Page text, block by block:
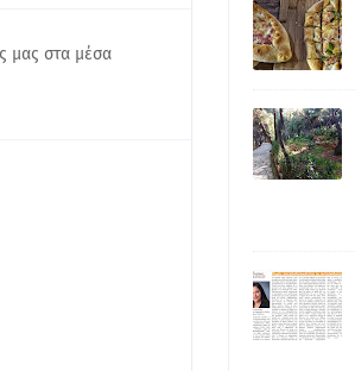
μας στα μέσα